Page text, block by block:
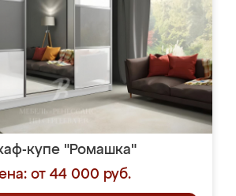
купе "Ромашка"
от 44 000 руб.